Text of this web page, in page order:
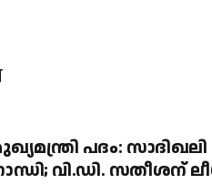
പദം:
വി.ഡി. സതീശന്